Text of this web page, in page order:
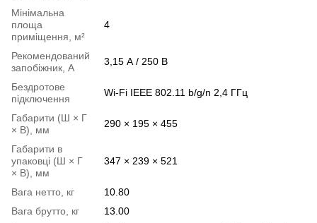
Мінімальна
площа
приміщення, м²
4
Рекомендований
запобіжник, А
3,15 А / 250 В
Бездротове
підключення
Wi-Fi IEEE 802.11 b/g/n 2,4 ГГц
Габарити (Ш × Г
× В), мм
290 × 195 × 455
Габарити в
упаковці (Ш × Г
× В), мм
347 × 239 × 521
Вага нетто, кг
10.80
Вага брутто, кг
13.00